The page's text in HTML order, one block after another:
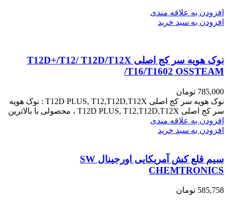
افزودن به علاقه مندی
افزودن به سبد خرید
نوک هویه سر کج اصلی T12D+/T12/ T12D/T12X
/T16/T1602 OSSTEAM
785,000 تومان
نوک هویه سر کج اصلی T12D PLUS, T12,T12D,T12X : نوک هویه
سر کج اصلی T12D PLUS, T12,T12D,T12X ، محصولی با بالاترین
افزودن به علاقه مندی
افزودن به سبد خرید
سیم قلع کش آمریکایی اورجینال SW
CHEMTRONICS
585,758 تومان